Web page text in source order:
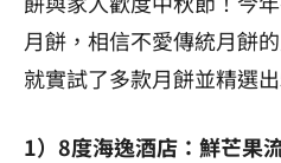
月餅，相信不愛傳統月餅
就實試了多款月餅並精選出
1）8度海逸酒店：鮮芒果